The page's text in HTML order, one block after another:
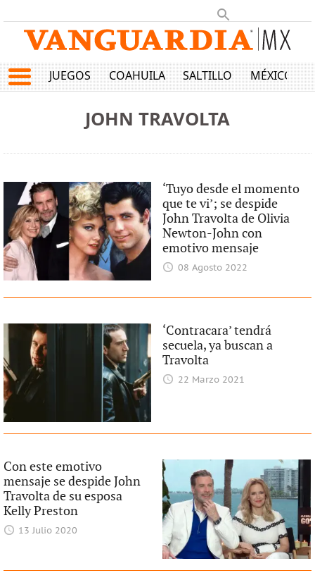
JUEGOS COAHUILA SALTILLO MÉXICO
JOHN TRAVOLTA
‘Tuyo desde el momento
que te vi’; se despide
John Travolta de Olivia
Newton-John con
emotivo mensaje
08 Agosto 2022
‘Contracara’ tendrá
secuela, ya buscan a
Travolta
22 Marzo 2021
Con este emotivo
mensaje se despide John
Travolta de su esposa
Kelly Preston
13 Julio 2020